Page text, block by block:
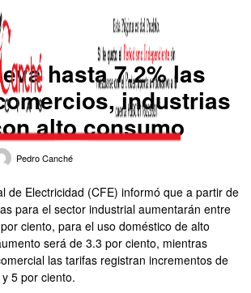
hasta 7.2% las
industrias
alto consumo
Pedro Canché
de Electricidad (CFE) informó que a partir de
para el sector industrial aumentarán entre
ciento, para el uso doméstico de alto
será de 3.3 por ciento, mientras
las tarifas registran incrementos de
5 por ciento.